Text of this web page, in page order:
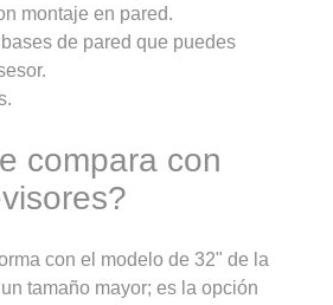
montaje en pared.
de pared que puedes
compara con
con el modelo de 32" de la
tamaño mayor; es la opción